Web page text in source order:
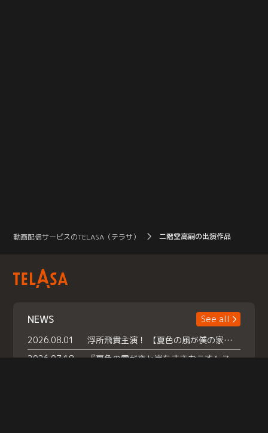
動画配信サービスのTELASA（テラサ） 二階堂高嗣の出演作品
NEWS
See all
2026.08.01
浮所飛貴主演！ 【夏色の風が僕の家にやってきた】 本日よりテラサで独占配信スタート！
2026.07.18
『夏色の雲が恋と嵐をまきおこす』スペシャルメイキング 【Part1】2026年７月18日（土）23時30分～配信スタート！話題のシーンの裏側を大公開！豪華キャスト大集合！ 『武宮家 真夏の家族会議』開催！